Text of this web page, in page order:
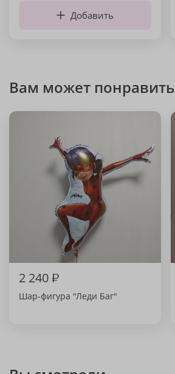
Добавить
Вам может
2 240₽
Шар-фигура "Леди Баг"